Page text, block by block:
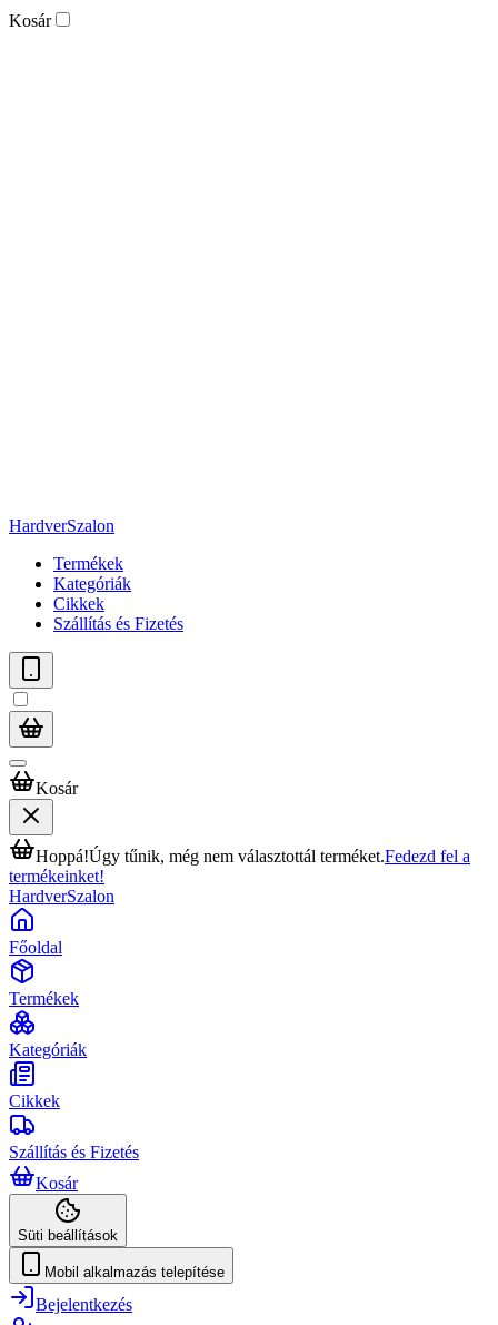
Kosár
HardverSzalon
Termékek
Kategóriák
Cikkek
Szállítás és Fizetés
Kosár
Hoppá!Úgy tűnik, még nem választottál terméket.Fedezd fel a
termékeinket!
HardverSzalon
Főoldal
Termékek
Kategóriák
Cikkek
Szállítás és Fizetés
Kosár
Süti beállítások
Mobil alkalmazás telepítése
Bejelentkezés